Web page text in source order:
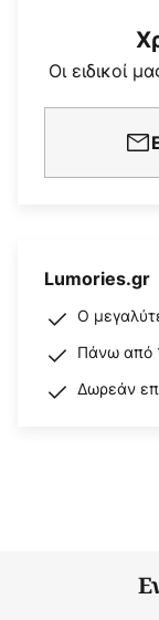
Οι ειδικοί
Lumories.gr
Ο
Πάνω από
Δωρεάν